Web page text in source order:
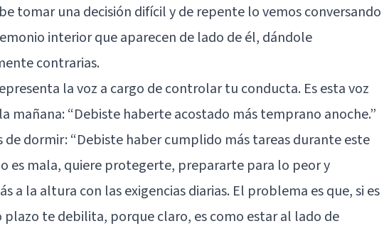
tomar una decisión difícil y de repente lo vemos conversando
interior que aparecen de lado de él, dándole
contrarias.
la voz a cargo de controlar tu conducta. Es esta voz
mañana: “Debiste haberte acostado más temprano anoche.”
de dormir: “Debiste haber cumplido más tareas durante este
es mala, quiere protegerte, prepararte para lo peor y
a la altura con las exigencias diarias. El problema es que, si es
te debilita, porque claro, es como estar al lado de